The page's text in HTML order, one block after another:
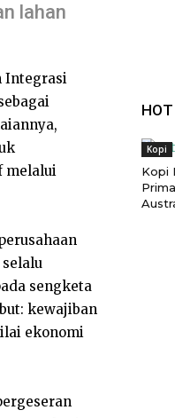
lahan
Integrasi
melalui
sengketa
kewajiban
ekonomi
Kopi
Kopi